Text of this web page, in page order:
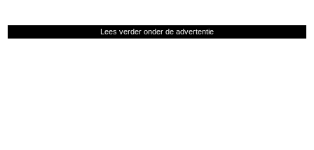
Lees verder onder de advertentie